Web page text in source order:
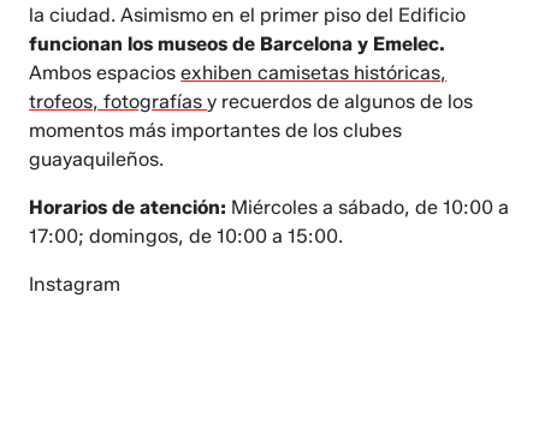
la ciudad. Asimismo en el primer piso del Edificio
funcionan los museos de Barcelona y Emelec.
Ambos espaciosexhiben camisetas históricas,
trofeos, fotografíasy recuerdos de algunos de los
momentos más importantes de los clubes
guayaquileños.
Horarios de atención: Miércoles a sábado, de 10:00 a
17:00; domingos, de 10:00 a 15:00.
Instagram